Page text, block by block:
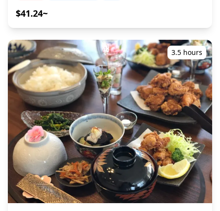
kondisi jantung atau masalah kesehatan serius lainnya
pemandangan unik seperti topeng Otafuku terbesar di
Boneka Hakata adalah salah satu seni dan kerajinan
Jepang yang paling indah dan terkenal. Di Shogetsudo,
toko Boneka Hakata yang terkenal, Anda akan memiliki
kesempatan untuk merasakan Melukis Boneka Hakata.
Temukan asal-usul dan sejarah boneka ikonik ini dan
nikmati mendekorasinya sendiri dalam sesi langsung
selama satu jam. ■Titik akhir: Kawabata Shopping
Arcade ◆Informasi Tambahan ・Tidak dapat diakses
kursi roda ・Tidak disarankan untuk wanita hamil ・
Harap tiba di titik pertemuan 10 menit sebelum waktu
yang dijadwalkan. ・Bayi hingga usia 5 tahun dapat
bergabung secara gratis. ![]
(https://assets.hldycdn.com/experiences/
![]
(https://assets.hldycdn.com/experiences/
![]
(https://assets.hldycdn.com/experiences/
peran penting sebagai titik kunci untuk perdagangan
yang telah memainkan peran penting dalam budaya
dan sejarah pulau ini, bahkan jarang ditemukan di
Jepang. Dalam beberapa tahun terakhir, tempat ini telah
menjadi tempat bersepeda yang dicintai oleh para
pesepeda lokal Fukuoka karena memungkinkan Anda
untuk berkeliling di sepanjang garis pantai. Dalam tur
ini, Anda akan ditemani oleh seorang pemandu yang
akan memperkenalkan Anda pada pandangan Jepang
tentang alam serta gaya hidup dan tradisi kota nelayan
sambil menikmati pemandangan alam yang spektakuler.
◆Termasuk ・Penggunaan sepeda ・Air botolan ・
Makanan ringan ・Pemandu ◆Tidak Termasuk ・
Pengeluaran pribadi lainnya ◆Jadwal Perjalanan ・
Shikashima Cycle (20 menit) Ini adalah titik awal untuk
tur. Ini adalah basis untuk bersepeda di Shikanoshima.
Anda dapat menyewa berbagai jenis sepeda. Mulai
bersepeda setelah menerima kuliah dasar dari
pemandu. ・Pulau Shikanoshima (10 menit) Kunjungi
$41.24~
3.5 hours